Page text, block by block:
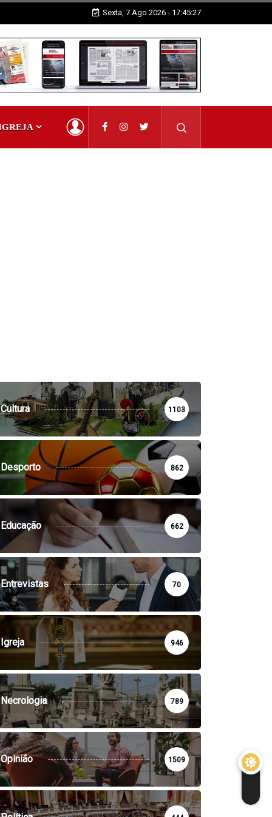
Sexta, 7 Ago.2026 - 17:45:28
Cultura 1103
Desporto 862
Educação 662
Entrevistas 70
Igreja 946
Necrologia 789
Opinião 1509